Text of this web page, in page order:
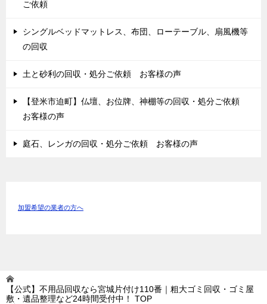
ご依頼
シングルベッドマットレス、布団、ローテーブル、扇風機等
の回収
土と砂利の回収・処分ご依頼 お客様の声
【登米市迫町】仏壇、お位牌、神棚等の回収・処分ご依頼
お客様の声
庭石、レンガの回収・処分ご依頼 お客様の声
加盟希望の業者の方へ
【公式】不用品回収なら宮城片付け110番｜粗大ゴミ回収・ゴミ屋
敷・遺品整理など24時間受付中！
TOP